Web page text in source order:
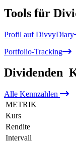
Tools für
Profil auf DivvyDiary
Portfolio-Tracking
Dividenden
Alle Kennzahlen
METRIK
Kurs
Rendite
Intervall